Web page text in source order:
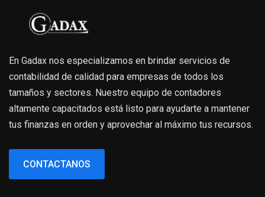
En Gadax nos especializamos en brindar servicios de
contabilidad de calidad para empresas de todos los
tamaños y sectores. Nuestro equipo de contadores
altamente capacitados está listo para ayudarte a mantener
tus finanzas en orden y aprovechar al máximo tus recursos.
CONTACTANOS